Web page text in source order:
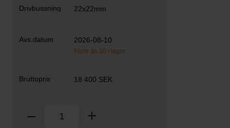
22x22mm
2026-08-10
Färre än 10 i lager
18 400 SEK
Ta bort